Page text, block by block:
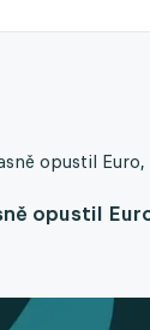
opustil
opustil